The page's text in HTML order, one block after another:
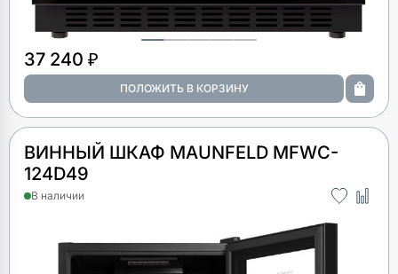
37 240 ₽
ВИННЫЙ ШКАФ MAUNFELD MFWC-
124D49
В наличии